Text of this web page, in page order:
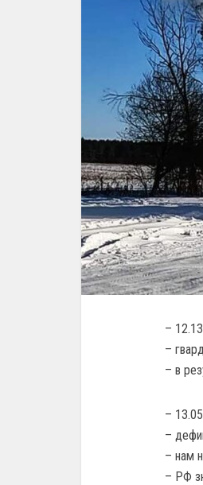
–
–
– в
–
–
– нам
– РФ